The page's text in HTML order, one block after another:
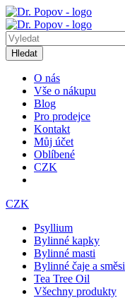
Hledat
O nás
Vše o nákupu
Blog
Pro prodejce
Kontakt
Můj účet
Oblíbené
CZK
CZK
Psyllium
Bylinné kapky
Bylinné masti
Bylinné čaje a směsi
Tea Tree Oil
Všechny produkty